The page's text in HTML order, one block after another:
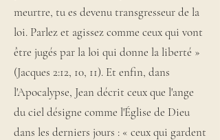
meurtre, tu es devenu transgresseur de la
loi. Parlez et agissez comme ceux qui vont
être jugés par la loi qui donne la liberté »
(Jacques 2:12, 10, 11). Et enfin, dans
l'Apocalypse, Jean décrit ceux que l'ange
du ciel désigne comme l'Église de Dieu
dans les derniers jours : « ceux qui gardent